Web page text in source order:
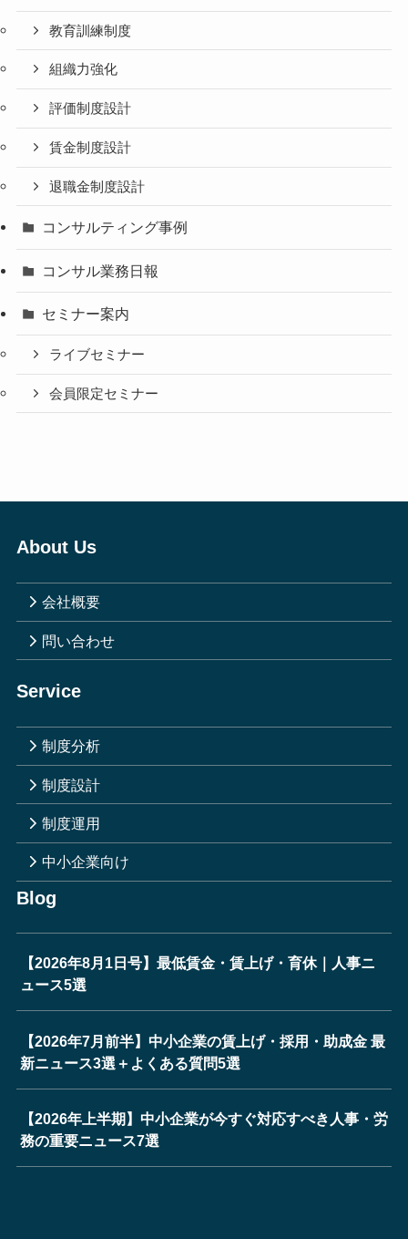
教育訓練制度
組織力強化
評価制度設計
賃金制度設計
退職金制度設計
コンサルティング事例
コンサル業務日報
セミナー案内
ライブセミナー
会員限定セミナー
About Us
会社概要
問い合わせ
Service
制度分析
制度設計
制度運用
中小企業向け
Blog
【2026年8月1日号】最低賃金・賃上げ・育休｜人事ニ
ュース5選
【2026年7月前半】中小企業の賃上げ・採用・助成金 最
新ニュース3選＋よくある質問5選
【2026年上半期】中小企業が今すぐ対応すべき人事・労
務の重要ニュース7選